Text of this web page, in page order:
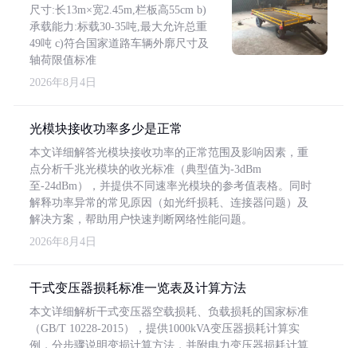
尺寸:长13m×宽2.45m,栏板高55cm b)
承载能力:标载30-35吨,最大允许总重
49吨 c)符合国家道路车辆外廓尺寸及
轴荷限值标准
2026年8月4日
光模块接收功率多少是正常
本文详细解答光模块接收功率的正常范围及影响因素，重
点分析千兆光模块的收光标准（典型值为-3dBm
至-24dBm），并提供不同速率光模块的参考值表格。同时
解释功率异常的常见原因（如光纤损耗、连接器问题）及
解决方案，帮助用户快速判断网络性能问题。
2026年8月4日
干式变压器损耗标准一览表及计算方法
本文详细解析干式变压器空载损耗、负载损耗的国家标准
（GB/T 10228-2015），提供1000kVA变压器损耗计算实
例，分步骤说明变损计算方法，并附电力变压器损耗计算